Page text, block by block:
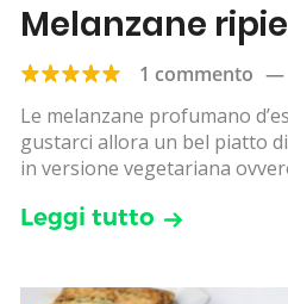
Melanzane
1 commento —
Le melanzane profumano
gustarci allora un bel piatto
in versione vegetariana
Leggi tutto